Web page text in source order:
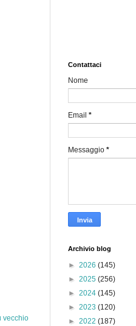
vecchio
Contattaci
Nome
Email *
Messaggio *
Archivio blog
► 2026 (145)
► 2025 (256)
► 2024 (145)
► 2023 (120)
► 2022 (187)